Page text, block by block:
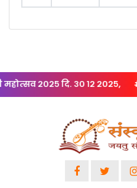
२०२५ दि. ३० १२ २०२५,